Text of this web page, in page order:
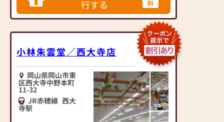
法堂” の大きな看板が
目印です。
◆駐車場 約9台◆
す、オリジナル仏
壇”よろい”・オリジナ
ド（家具調）仏壇も多
数展示しております。
◆明るく広い店内で、
ゆっくりとご覧いただ
けます。
◆実務経験豊富な仏事
コーディネーター・お
行する 料
小林朱雲堂／西大寺店
岡山県岡山市東
区西大寺中野本町
11-32
JR赤穂線 西大
寺駅